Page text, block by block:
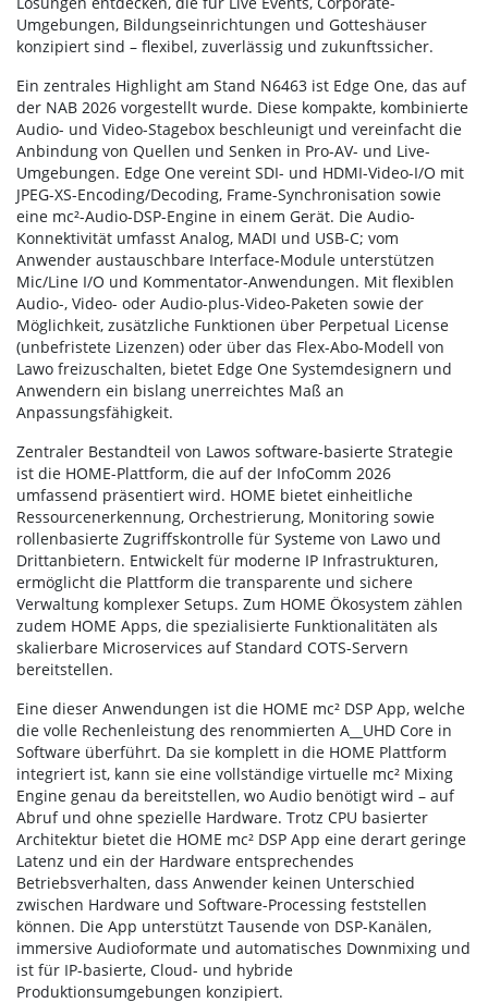
Umgebungen, Bildungseinrichtungen und Gotteshäuser
konzipiert sind – flexibel, zuverlässig und zukunftssicher.
Ein zentrales Highlight am Stand N6463 ist Edge One, das auf
der NAB 2026 vorgestellt wurde. Diese kompakte, kombinierte
Audio- und Video-Stagebox beschleunigt und vereinfacht die
Anbindung von Quellen und Senken in Pro-AV- und Live-
Umgebungen. Edge One vereint SDI- und HDMI-Video-I/O mit
JPEG-XS-Encoding/Decoding, Frame-Synchronisation sowie
eine mc²-Audio-DSP-Engine in einem Gerät. Die Audio-
Konnektivität umfasst Analog, MADI und USB-C; vom
Anwender austauschbare Interface-Module unterstützen
Mic/Line I/O und Kommentator-Anwendungen. Mit flexiblen
Audio-, Video- oder Audio-plus-Video-Paketen sowie der
Möglichkeit, zusätzliche Funktionen über Perpetual License
(unbefristete Lizenzen) oder über das Flex-Abo-Modell von
Lawo freizuschalten, bietet Edge One Systemdesignern und
Anwendern ein bislang unerreichtes Maß an
Anpassungsfähigkeit.
Zentraler Bestandteil von Lawos software-basierte Strategie
ist die HOME-Plattform, die auf der InfoComm 2026
umfassend präsentiert wird. HOME bietet einheitliche
Ressourcenerkennung, Orchestrierung, Monitoring sowie
rollenbasierte Zugriffskontrolle für Systeme von Lawo und
Drittanbietern. Entwickelt für moderne IP Infrastrukturen,
ermöglicht die Plattform die transparente und sichere
Verwaltung komplexer Setups. Zum HOME Ökosystem zählen
zudem HOME Apps, die spezialisierte Funktionalitäten als
skalierbare Microservices auf Standard COTS-Servern
bereitstellen.
Eine dieser Anwendungen ist die HOME mc² DSP App, welche
die volle Rechenleistung des renommierten A__UHD Core in
Software überführt. Da sie komplett in die HOME Plattform
integriert ist, kann sie eine vollständige virtuelle mc² Mixing
Engine genau da bereitstellen, wo Audio benötigt wird – auf
Abruf und ohne spezielle Hardware. Trotz CPU basierter
Architektur bietet die HOME mc² DSP App eine derart geringe
Latenz und ein der Hardware entsprechendes
Betriebsverhalten, dass Anwender keinen Unterschied
zwischen Hardware und Software-Processing feststellen
können. Die App unterstützt Tausende von DSP-Kanälen,
immersive Audioformate und automatisches Downmixing und
ist für IP-basierte, Cloud- und hybride
Produktionsumgebungen konzipiert.